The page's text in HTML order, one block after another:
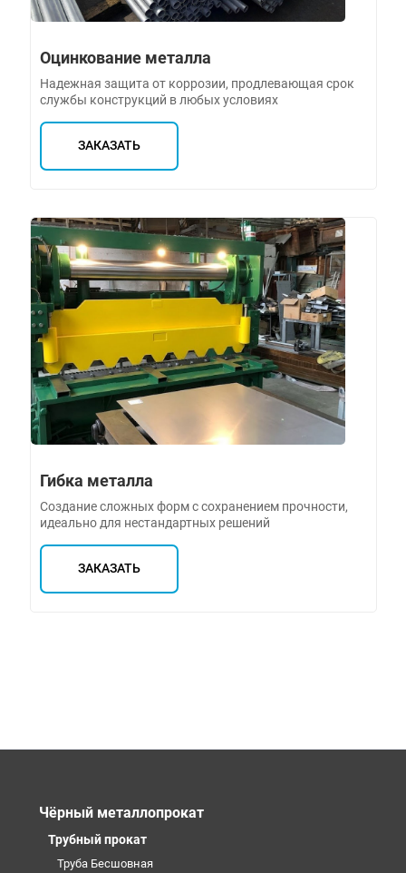
Оцинкование металла
Надежная защита от коррозии, продлевающая срок
службы конструкций в любых условиях
ЗАКАЗАТЬ
Гибка металла
Создание сложных форм с сохранением прочности,
идеально для нестандартных решений
ЗАКАЗАТЬ
Чёрный металлопрокат
Трубный прокат
Труба Бесшовная